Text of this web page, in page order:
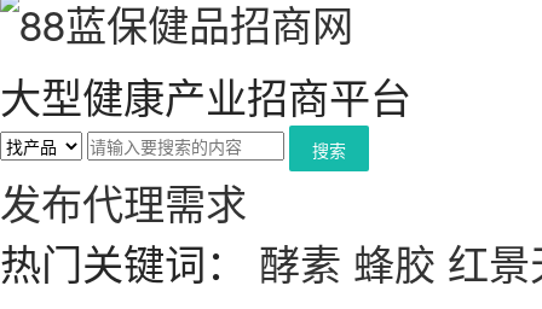
大型健康产业招商平台
搜索
发布代理需求
热门关键词： 酵素 蜂胶 红景